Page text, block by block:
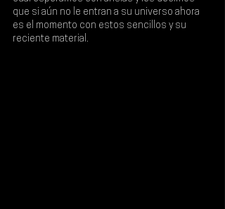
que si aún no le entran a su universo ahora
es el momento con estos sencillos y su
reciente material.